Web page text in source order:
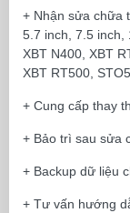
+ Nhận sửa chữa
5.7 inch, 7.5 inch,
XBT N400, XBT
XBT RT500,
+ Cung cấp thay
+ Bảo trì sau sửa
+ Backup dữ liệu
+ Tư vấn hướng